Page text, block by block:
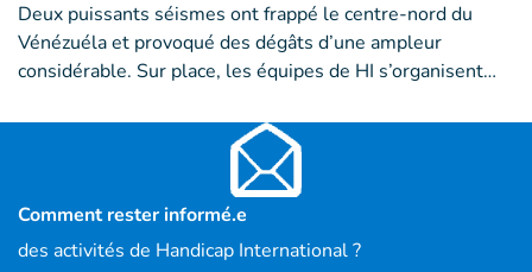
Deux puissants séismes ont frappé le centre-nord du
Vénézuéla et provoqué des dégâts d’une ampleur
considérable. Sur place, les équipes de HI s’organisent…
Comment rester informé.e
des activités de Handicap International ?